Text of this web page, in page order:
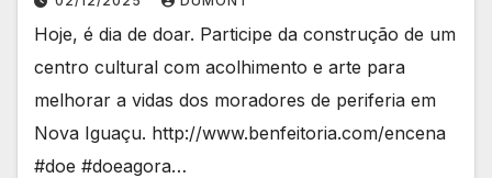
Hoje, é dia de doar. Participe da construção de um
centro cultural com acolhimento e arte para
melhorar a vidas dos moradores de periferia em
Nova Iguaçu. http://www.benfeitoria.com/encena
#doe #doeagora…